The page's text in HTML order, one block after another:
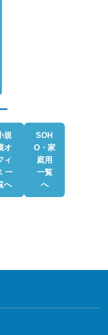
規
オ
ィ
一
へ
SOH
O・家
庭用
一覧
へ